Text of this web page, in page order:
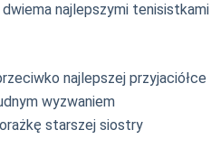
najlepszymi tenisistkami
najlepszej przyjaciółce
wyzwaniem
starszej siostry